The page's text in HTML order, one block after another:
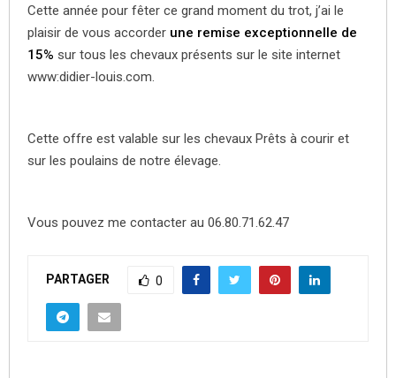
Cette année pour fêter ce grand moment du trot, j’ai le
plaisir de vous accorder une remise exceptionnelle de
15% sur tous les chevaux présents sur le site internet
www:didier-louis.com.
Cette offre est valable sur les chevaux Prêts à courir et
sur les poulains de notre élevage.
Vous pouvez me contacter au 06.80.71.62.47
PARTAGER 0